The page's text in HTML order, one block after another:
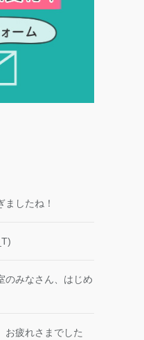
ましたね！
のみなさん、はじめ
お疲れさまでした